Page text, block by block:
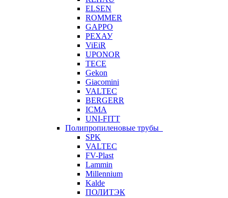
ELSEN
ROMMER
GAPPO
РЕХАУ
ViEiR
UPONOR
TECE
Gekon
Giacomini
VALTEC
BERGERR
ICMA
UNI-FITT
Полипропиленовые трубы
SPK
VALTEC
FV-Plast
Lammin
Millennium
Kalde
ПОЛИТЭК